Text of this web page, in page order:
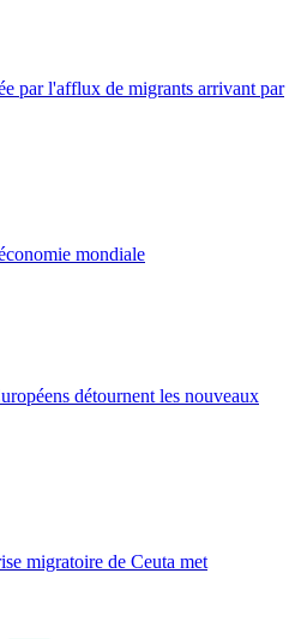
par l'afflux de migrants arrivant par
mondiale
détournent les nouveaux
migratoire de Ceuta met